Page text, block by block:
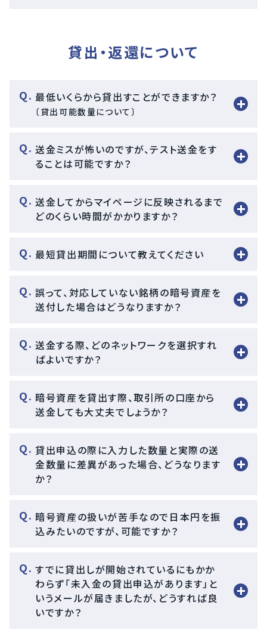
貸出・返還について
最低いくらから貸出すことができますか？
〔貸出可能数量について〕
送金ミスが怖いのですが、テスト送金をす
ることは可能ですか？
送金してからマイページに反映されるまで
どのくらい時間がかかりますか？
最短貸出期間について教えてください
誤って、対応していない銘柄の暗号資産を
送付した場合はどうなりますか？
送金する際、どのネットワークを選択すれ
ばよいですか？
暗号資産を貸出す際、取引所の口座から
送金しても大丈夫でしょうか？
貸出申込の際に入力した数量と実際の送
金数量に差異があった場合、どうなります
か？
暗号資産の扱いが苦手なので日本円を振
込みたいのですが、可能ですか？
すでに貸出しが開始されているにもかか
わらず「未入金の貸出申込があります」と
いうメールが届きましたが、どうすれば良
いですか？